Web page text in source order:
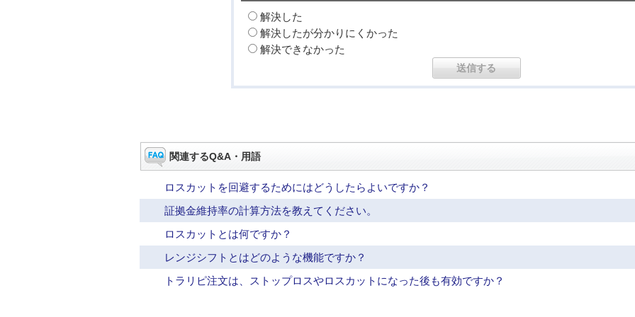
解決した
解決したが分かりにくかった
解決できなかった
関連するQ&A・用語
ロスカットを回避するためにはどうしたらよいですか？
証拠金維持率の計算方法を教えてください。
ロスカットとは何ですか？
レンジシフトとはどのような機能ですか？
トラリピ注文は、ストップロスやロスカットになった後も有効ですか？